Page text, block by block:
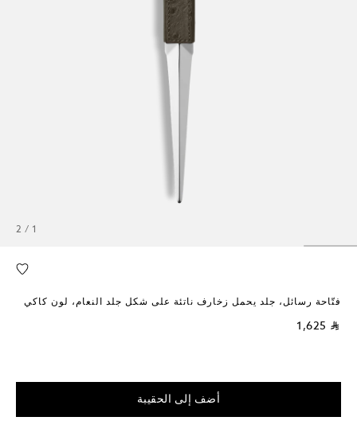
1 / 2
فتّاحة رسائل، جلد يحمل زخارف ناتئة على شكل جلد النعام، لون كاكي
⃁ 1,625
أضف إلى الحقيبة